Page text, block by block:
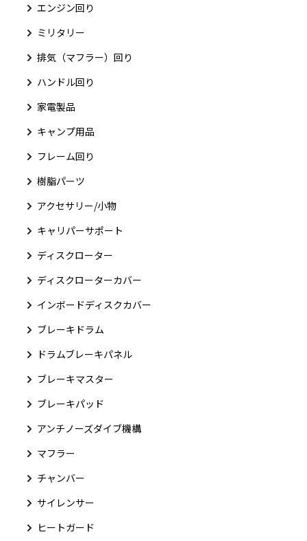
エンジン回り
ミリタリー
排気（マフラー）回り
ハンドル回り
家電製品
キャンプ用品
フレーム回り
樹脂パーツ
アクセサリー/小物
キャリパーサポート
ディスクローター
ディスクローターカバー
インボードディスクカバー
ブレーキドラム
ドラムブレーキパネル
ブレーキマスター
ブレーキパッド
アンチノーズダイブ機構
マフラー
チャンバー
サイレンサー
ヒートガード